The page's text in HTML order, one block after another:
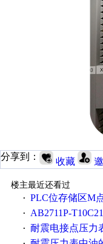
分享到： 收藏
楼主最近还看过
· PLC位存储区M
· AB2711P-
· 耐震电接点压力表相应